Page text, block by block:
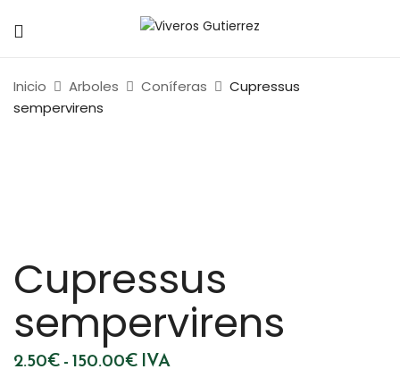
Inicio Arboles Coníferas
Cupressus
sempervirens
Cupressus
sempervirens
2.50€-150.00€ Rango
de
IVA